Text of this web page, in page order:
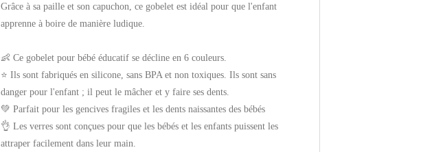
Grâce à sa paille et son capuchon, ce gobelet est idéal pour que l'enfant
apprenne à boire de manière ludique.
👶 Ce gobelet pour bébé éducatif se décline en 6 couleurs.
⭐ Ils sont fabriqués en silicone, sans BPA et non toxiques. Ils sont sans
danger pour l'enfant ; il peut le mâcher et y faire ses dents.
💚 Parfait pour les gencives fragiles et les dents naissantes des bébés
👌 Les verres sont conçues pour que les bébés et les enfants puissent les
attraper facilement dans leur main.